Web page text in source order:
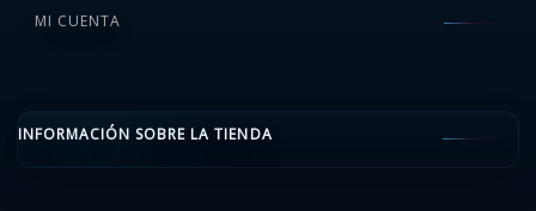
MI CUENTA
INFORMACIÓN SOBRE LA TIENDA